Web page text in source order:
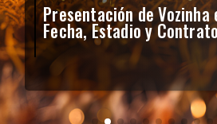
Presentación de Vozinha
Fecha, Estadio y